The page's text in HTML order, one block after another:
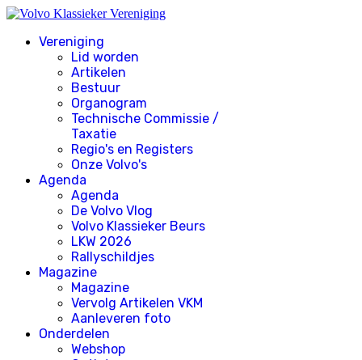
Vereniging
Lid worden
Artikelen
Bestuur
Organogram
Technische Commissie /
Taxatie
Regio's en Registers
Onze Volvo's
Agenda
Agenda
De Volvo Vlog
Volvo Klassieker Beurs
LKW 2026
Rallyschildjes
Magazine
Magazine
Vervolg Artikelen VKM
Aanleveren foto
Onderdelen
Webshop